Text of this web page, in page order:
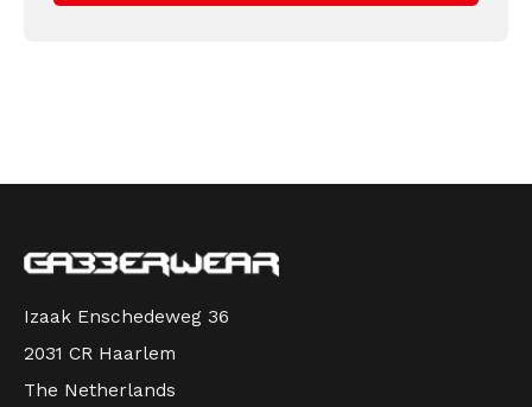
Izaak Enschedeweg 36
2031 CR Haarlem
The Netherlands